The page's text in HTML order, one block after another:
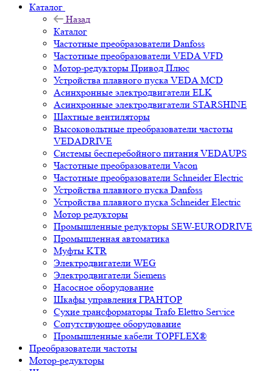
Каталог
Назад
Каталог
Частотные преобразователи Danfoss
Частотные преобразователи VEDA VFD
Мотор-редукторы Привод Плюс
Устройства плавного пуска VEDA MCD
Асинхронные электродвигатели ELK
Асинхронные электродвигатели STARSHINE
Шахтные вентиляторы
Высоковольтные преобразователи частоты
VEDADRIVE
Системы бесперебойного питания VEDAUPS
Частотные преобразователи Vacon
Частотные преобразователи Schneider Electric
Устройства плавного пуска Danfoss
Устройства плавного пуска Schneider Electric
Мотор редукторы
Промышленные редукторы SEW-EURODRIVE
Промышленная автоматика
Муфты KTR
Электродвигатели WEG
Электродвигатели Siemens
Насосное оборудование
Шкафы управления ГРАНТОР
Сухие трансформаторы Trafo Elettro Service
Сопутствующее оборудование
Промышленные кабели TOPFLEX®
Преобразователи частоты
Мотор-редукторы